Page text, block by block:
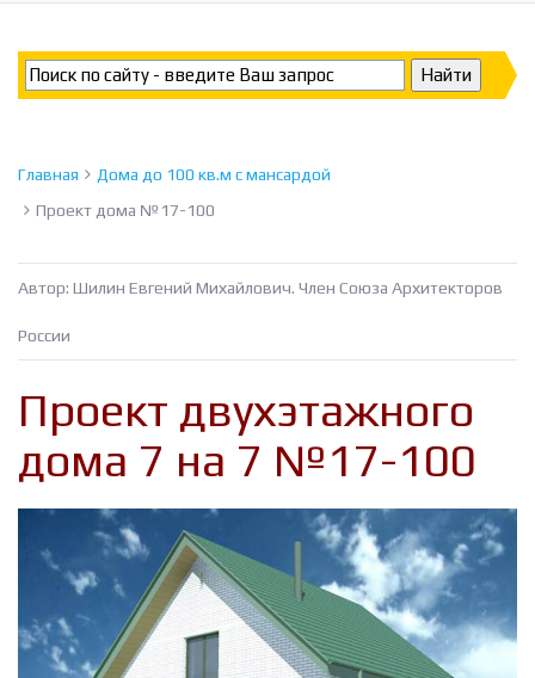
Главная
Дома до 100 кв.м с мансардой
Проект дома №17-100
Автор: Шилин Евгений Михайлович. Член Союза Архитекторов
России
Проект двухэтажного
дома 7 на 7 №17-100